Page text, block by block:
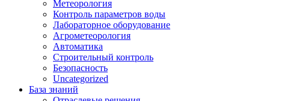
Метеорология
Контроль параметров воды
Лабораторное оборудование
Агрометеорология
Автоматика
Строительный контроль
Безопасность
Uncategorized
База знаний